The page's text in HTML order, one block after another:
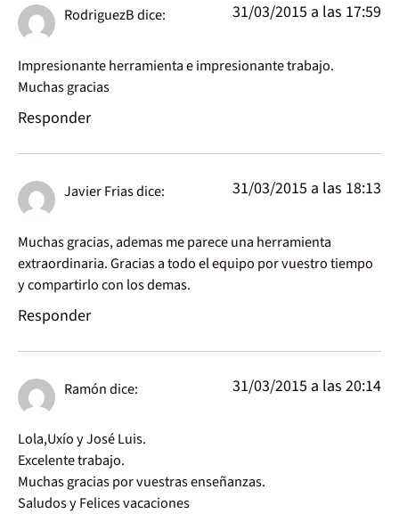
RodriguezBdice: 31/03/2015 a las 17:59
Impresionante herramienta e impresionante trabajo.
Muchas gracias
Responder
Javier Friasdice: 31/03/2015 a las 18:13
Muchas gracias, ademas me parece una herramienta
extraordinaria. Gracias a todo el equipo por vuestro tiempo
y compartirlo con los demas.
Responder
Ramóndice: 31/03/2015 a las 20:14
Lola,Uxío y José Luis.
Excelente trabajo.
Muchas gracias por vuestras enseñanzas.
Saludos y Felices vacaciones